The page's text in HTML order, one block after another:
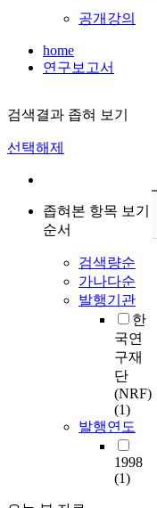
공개강의
home
연구보고서
검색결과 좁혀 보기
선택해제
좁혀본 항목 보기
순서
검색량순
가나다순
발행기관
한
국연
구재
단
(NRF)
(1)
발행연도
1998
(1)